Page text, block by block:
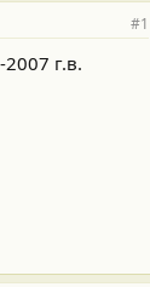
#1
г.в.